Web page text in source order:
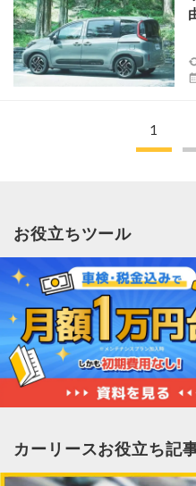
1
お役立ちツール
カーリースお役立ち記